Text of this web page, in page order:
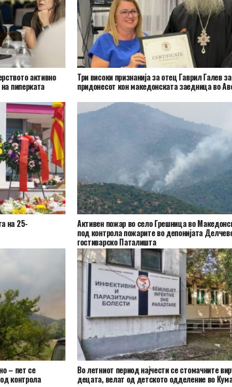
активно
пиперката
Три високи признанија за отец Гаврил Галев за
придонесот кон македонската заедница во
на 25- Активен пожар во село Грешница во
под контрола пожарите во депонијата
гостиварско Паталишта
– пет се
контрола
Во летниот период најчести се стомачните
децата, велат од детското одделение во